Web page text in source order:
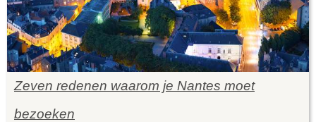
Zeven redenen waarom je Nantes moet
bezoeken